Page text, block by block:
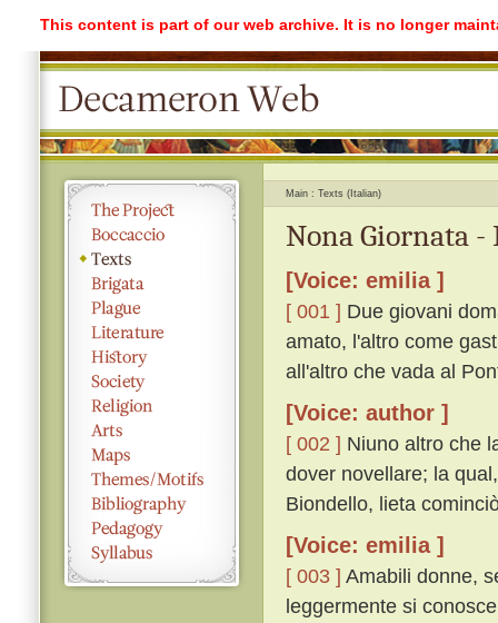
This content is part of our web archive. It is no longer
Main Texts (Italian)
Nona Giornata -
[Voice: emilia ]
[ 001 ] Due giovani
amato, l'altro come
all'altro che vada al
[Voice: author ]
[ 002 ] Niuno altro che
dover novellare; la
Biondello, lieta
[Voice: emilia ]
[ 003 ] Amabili donne,
leggermente si